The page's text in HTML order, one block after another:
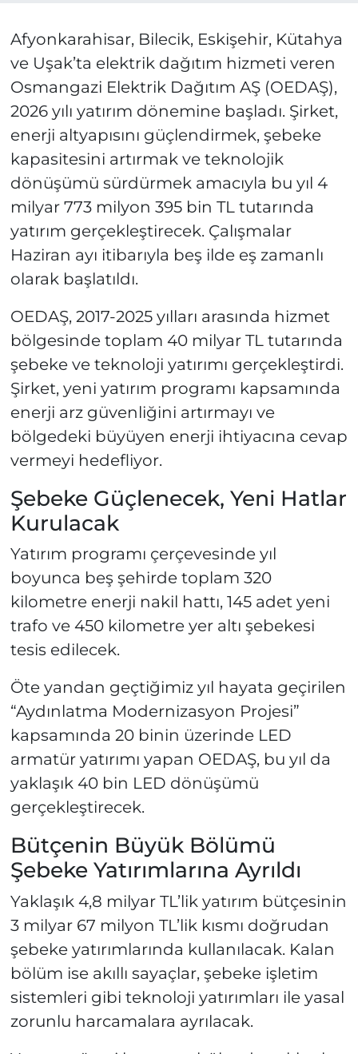
Afyonkarahisar, Bilecik, Eskişehir, Kütahya
ve Uşak’ta elektrik dağıtım hizmeti veren
Osmangazi Elektrik Dağıtım AŞ (OEDAŞ),
2026 yılı yatırım dönemine başladı. Şirket,
enerji altyapısını güçlendirmek, şebeke
kapasitesini artırmak ve teknolojik
dönüşümü sürdürmek amacıyla bu yıl 4
milyar 773 milyon 395 bin TL tutarında
yatırım gerçekleştirecek. Çalışmalar
Haziran ayı itibarıyla beş ilde eş zamanlı
olarak başlatıldı.
OEDAŞ, 2017-2025 yılları arasında hizmet
bölgesinde toplam 40 milyar TL tutarında
şebeke ve teknoloji yatırımı gerçekleştirdi.
Şirket, yeni yatırım programı kapsamında
enerji arz güvenliğini artırmayı ve
bölgedeki büyüyen enerji ihtiyacına cevap
vermeyi hedefliyor.
Şebeke Güçlenecek, Yeni Hatlar
Kurulacak
Yatırım programı çerçevesinde yıl
boyunca beş şehirde toplam 320
kilometre enerji nakil hattı, 145 adet yeni
trafo ve 450 kilometre yer altı şebekesi
tesis edilecek.
Öte yandan geçtiğimiz yıl hayata geçirilen
“Aydınlatma Modernizasyon Projesi”
kapsamında 20 binin üzerinde LED
armatür yatırımı yapan OEDAŞ, bu yıl da
yaklaşık 40 bin LED dönüşümü
gerçekleştirecek.
Bütçenin Büyük Bölümü
Şebeke Yatırımlarına Ayrıldı
Yaklaşık 4,8 milyar TL’lik yatırım bütçesinin
3 milyar 67 milyon TL’lik kısmı doğrudan
şebeke yatırımlarında kullanılacak. Kalan
bölüm ise akıllı sayaçlar, şebeke işletim
sistemleri gibi teknoloji yatırımları ile yasal
zorunlu harcamalara ayrılacak.